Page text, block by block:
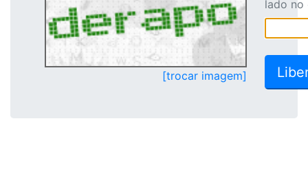
[trocar imagem]
lado no